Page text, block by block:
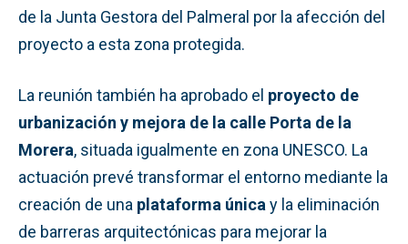
de la Junta Gestora del Palmeral por la afección del
proyecto a esta zona protegida.
La reunión también ha aprobado el proyecto de
urbanización y mejora de la calle Porta de la
Morera, situada igualmente en zona UNESCO. La
actuación prevé transformar el entorno mediante la
creación de una plataforma única y la eliminación
de barreras arquitectónicas para mejorar la